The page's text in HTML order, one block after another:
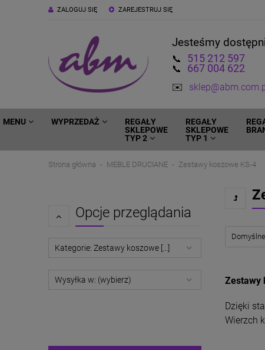
ZAREJESTRUJ SIĘ
ZALOGUJ SIĘ
Jesteśmy
📞 515 212 597
📞 667 004 622
✉️
MENU WYPRZEDAŻ
REGAŁY
SKLEPOWE
TYP 2
REGAŁY
SKLEPOWE
TYP 1
Strona główna MEBLE DRUCIANE Zestawy koszowe KS-4
Opcje przeglądania
Kategorie: Zestawy koszowe [...]
Wysyłka w: (wybierz) Zestawy
Dzięki
Wierzch